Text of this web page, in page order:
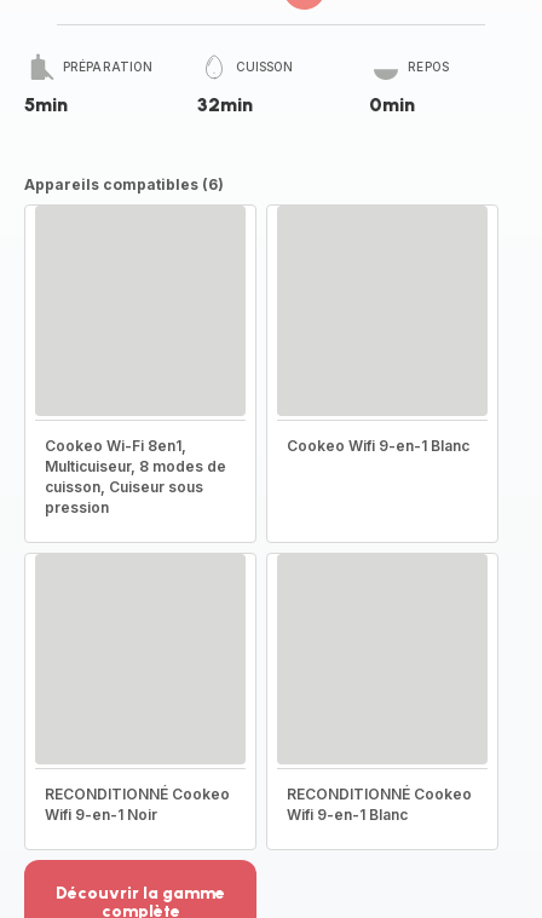
PRÉPARATION
5min
CUISSON
32min
REPOS
0min
Appareils compatibles (6)
Cookeo Wi-Fi 8en1,
Multicuiseur, 8 modes de
cuisson, Cuiseur sous
pression
Cookeo Wifi 9-en-1 Blanc
RECONDITIONNÉ Cookeo
Wifi 9-en-1 Noir
RECONDITIONNÉ Cookeo
Wifi 9-en-1 Blanc
Découvrir la gamme
complète